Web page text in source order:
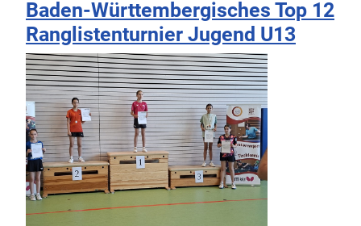
Baden-Württembergisches Top 12
Ranglistenturnier Jugend U13